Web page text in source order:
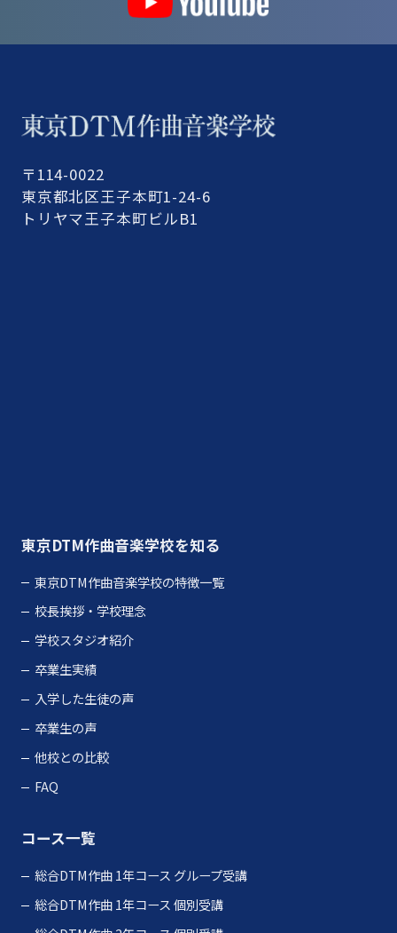
〒114-0022
東京都北区王子本町1-24-6
トリヤマ王子本町ビルB1
東京DTM作曲音楽学校を知る
東京DTM作曲音楽学校の特徴一覧
校長挨拶・学校理念
学校スタジオ紹介
卒業生実績
入学した生徒の声
卒業生の声
他校との比較
FAQ
コース一覧
総合DTM作曲 1年コース グループ受講
総合DTM作曲 1年コース 個別受講